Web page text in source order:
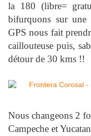
la 180 (libre=
bifurquons sur une
GPS nous fait
caillouteuse puis,
détour de 30 kms !!
Nous changeons 2
Campeche et